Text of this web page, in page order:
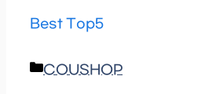
Best Top5
Categories
COUSHOP